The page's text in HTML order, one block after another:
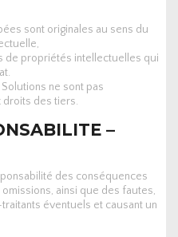
sont originales au sens du
de propriétés intellectuelles qui
ne sont pas
des tiers.
–
des conséquences
ainsi que des fautes,
éventuels et causant un